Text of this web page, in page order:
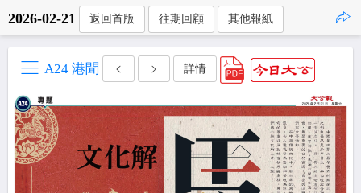
2026-02-21 返回首版 往期回顧 其他報紙
A24 港聞 詳情